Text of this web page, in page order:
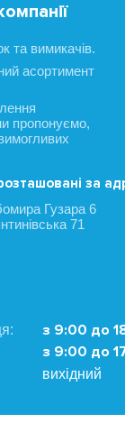
та вимикачів.
асортимент
пропонуємо,
за
Гузара 6
71
з 9:00 до
з 9:00 до
вихідний